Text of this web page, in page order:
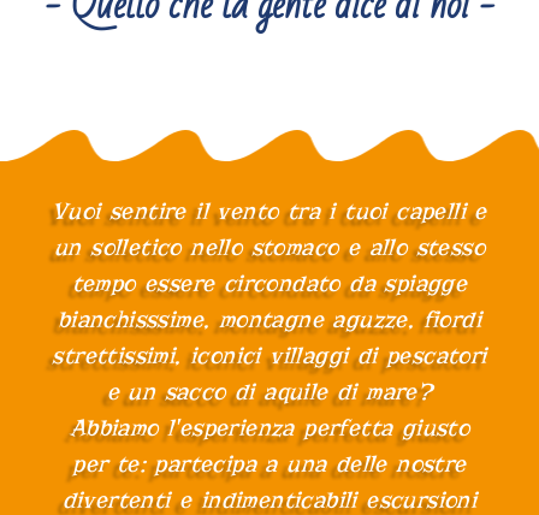
Vuoi sentire il vento tra i tuoi capelli e
un solletico nello stomaco e allo stesso
tempo essere circondato da spiagge
bianchisssime, montagne aguzze, fiordi
strettissimi, iconici villaggi di pescatori
e un sacco di aquile di mare?
Abbiamo l'esperienza perfetta giusto
per te: partecipa a una delle nostre
divertenti e indimenticabili escursioni